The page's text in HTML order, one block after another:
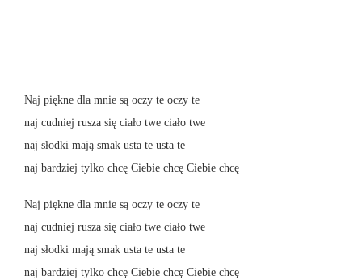
Naj piękne dla mnie są oczy te oczy te
naj cudniej rusza się ciało twe ciało twe
naj słodki mają smak usta te usta te
naj bardziej tylko chcę Ciebie chcę Ciebie chcę
Naj piękne dla mnie są oczy te oczy te
naj cudniej rusza się ciało twe ciało twe
naj słodki mają smak usta te usta te
naj bardziej tylko chcę Ciebie chcę Ciebie chcę